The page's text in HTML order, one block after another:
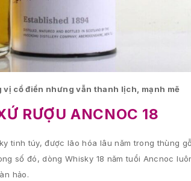
vị cổ điển nhưng vẫn thanh lịch, mạnh mẽ
RƯỢU ANCNOC 18
tinh túy, được lão hóa lâu năm trong thùng
số đó, dòng Whisky 18 năm tuổi Ancnoc
hảo.